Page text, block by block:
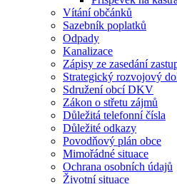
Vítání občánků
Sazebník poplatků
Odpady
Kanalizace
Zápisy ze zasedání
Strategický rozvojový
Sdružení obcí DKV
Zákon o střetu zájmů
Důležitá telefonní čísla
Důležité odkazy
Povodňový plán obce
Mimořádné situace
Ochrana osobních údajů
Životní situace